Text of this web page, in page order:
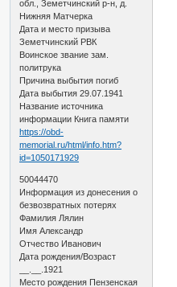
обл., Земетчинский р-н, д.
Нижняя Матчерка
Дата и место призыва
Земетчинский РВК
Воинское звание зам.
политрука
Причина выбытия погиб
Дата выбытия 29.07.1941
Название источника
информации Книга памяти
https://obd-
memorial.ru/html/info.htm?
id=1050171929
50044470
Информация из донесения о
безвозвратных потерях
Фамилия Лялин
Имя Александр
Отчество Иванович
Дата рождения/Возраст
__.__.1921
Место рождения Пензенская